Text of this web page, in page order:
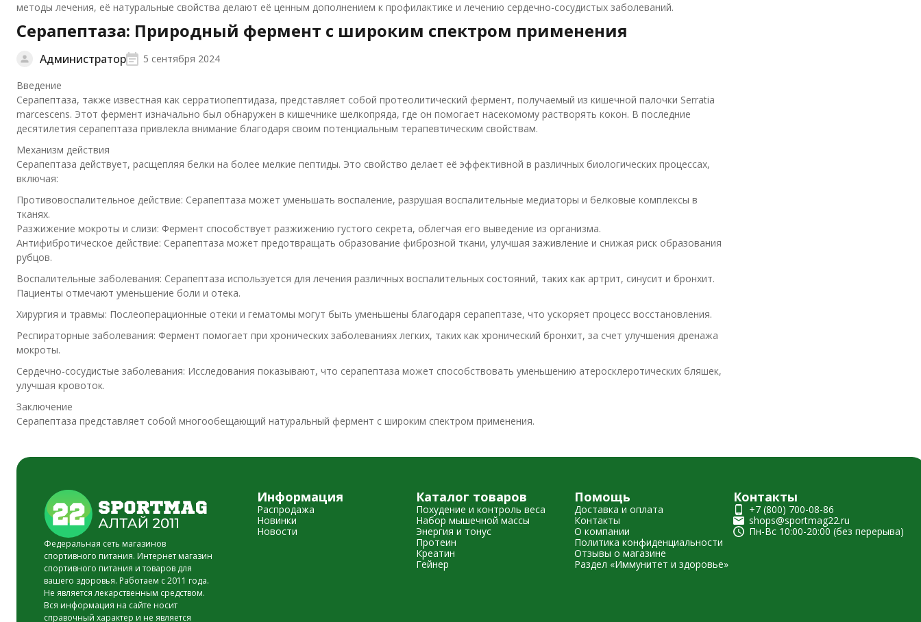
методы лечения, её натуральные свойства делают её ценным дополнением к профилактике и лечению сердечно-сосудистых заболеваний.
Серапептаза: Природный фермент с широким спектром применения
Администратор 5 сентября 2024
Введение
Серапептаза, также известная как серратиопептидаза, представляет собой протеолитический фермент, получаемый из кишечной палочки Serratia
marcescens. Этот фермент изначально был обнаружен в кишечнике шелкопряда, где он помогает насекомому растворять кокон. В последние
десятилетия серапептаза привлекла внимание благодаря своим потенциальным терапевтическим свойствам.
Механизм действия
Серапептаза действует, расщепляя белки на более мелкие пептиды. Это свойство делает её эффективной в различных биологических процессах,
включая:
Противовоспалительное действие: Серапептаза может уменьшать воспаление, разрушая воспалительные медиаторы и белковые комплексы в
тканях.
Разжижение мокроты и слизи: Фермент способствует разжижению густого секрета, облегчая его выведение из организма.
Антифибротическое действие: Серапептаза может предотвращать образование фиброзной ткани, улучшая заживление и снижая риск образования
рубцов.
Воспалительные заболевания: Серапептаза используется для лечения различных воспалительных состояний, таких как артрит, синусит и бронхит.
Пациенты отмечают уменьшение боли и отека.
Хирургия и травмы: Послеоперационные отеки и гематомы могут быть уменьшены благодаря серапептазе, что ускоряет процесс восстановления.
Респираторные заболевания: Фермент помогает при хронических заболеваниях легких, таких как хронический бронхит, за счет улучшения дренажа
мокроты.
Сердечно-сосудистые заболевания: Исследования показывают, что серапептаза может способствовать уменьшению атеросклеротических бляшек,
улучшая кровоток.
Заключение
Серапептаза представляет собой многообещающий натуральный фермент с широким спектром применения.
Федеральная сеть магазинов
спортивного питания. Интернет магазин
спортивного питания и товаров для
вашего здоровья. Работаем с 2011 года.
Не является лекарственным средством.
Вся информация на сайте носит
справочный характер и не является
Информация
Распродажа
Новинки
Новости
Каталог товаров
Похудение и контроль веса
Набор мышечной массы
Энергия и тонус
Протеин
Креатин
Гейнер
Помощь
Доставка и оплата
Контакты
О компании
Политика конфиденциальности
Отзывы о магазине
Раздел «Иммунитет и здоровье»
Контакты
+7 (800) 700-08-86
shops@sportmag22.ru
Пн-Вс 10:00-20:00 (без перерыва)